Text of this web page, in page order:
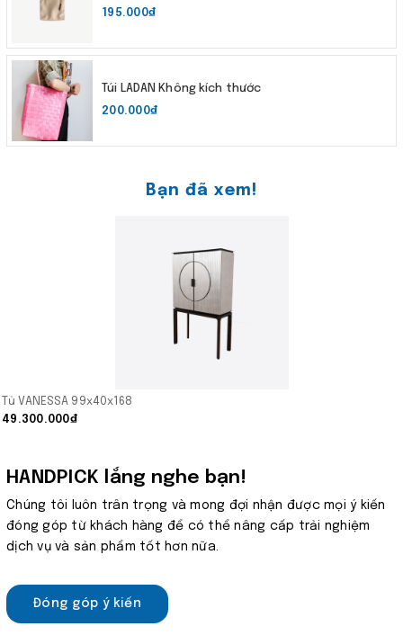
195.000₫
Túi LADAN Không kích thước
200.000₫
Bạn đã xem!
Tủ VANESSA 99x40x168
49.300.000₫
HANDPICK lắng nghe bạn!
Chúng tôi luôn trân trọng và mong đợi nhận được mọi ý kiến
đóng góp từ khách hàng để có thể nâng cấp trải nghiệm
dịch vụ và sản phẩm tốt hơn nữa.
Đóng góp ý kiến